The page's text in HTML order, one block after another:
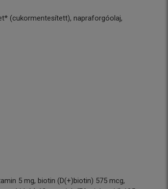
(cukormentesített), napraforgóolaj,
5 mg, biotin (D(+)biotin) 575 mcg,